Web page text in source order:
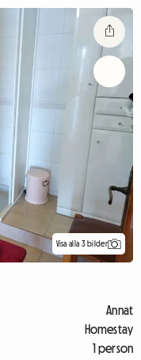
Visa alla 3 bilder
Annat
Homestay
1 person